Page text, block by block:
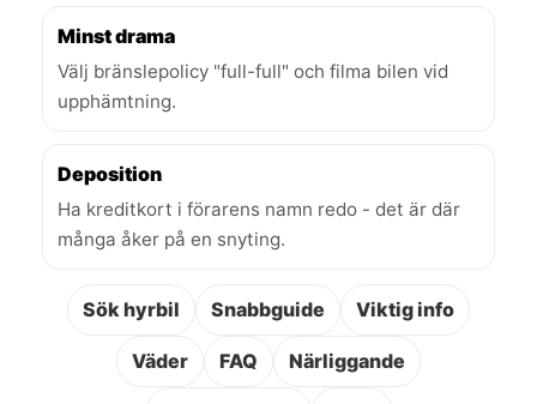
Minst drama
Välj bränslepolicy "full-full" och filma bilen vid
upphämtning.
Deposition
Ha kreditkort i förarens namn redo - det är där
många åker på en snyting.
Sök hyrbil Snabbguide Viktig info
Väder FAQ Närliggande